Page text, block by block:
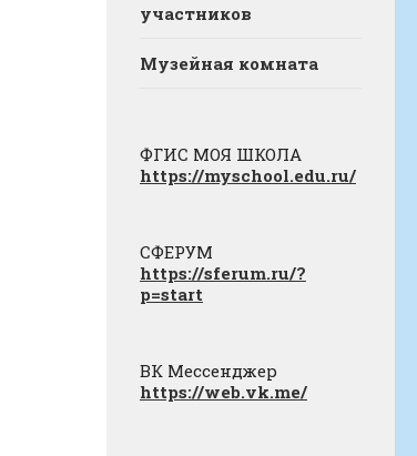
участников
Музейная комната
ФГИС МОЯ ШКОЛА
https://myschool.edu.ru/
СФЕРУМ
https://sferum.ru/?
p=start
ВК Мессенджер
https://web.vk.me/